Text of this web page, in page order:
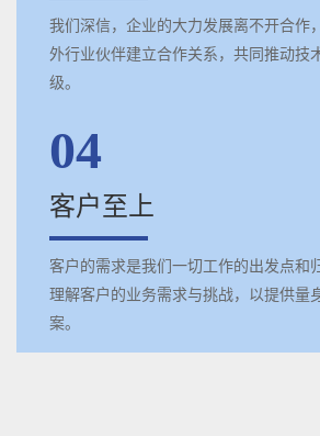
我们深信，企业的大力发展离不开合作
外行业伙伴建立合作关系，共同推动技
级。
04
客户至上
客户的需求是我们一切工作的出发点和
理解客户的业务需求与挑战，以提供量
案。